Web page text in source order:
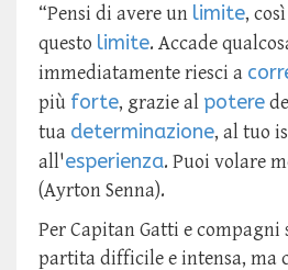
“Pensi di avere un limite,
questo limite. Accade
immediatamente riesci a
più forte, grazie al potere
tua determinazione, al tuo
all'esperienza. Puoi volare
(Ayrton Senna).
Per Capitan Gatti e compagni
partita difficile e intensa, ma